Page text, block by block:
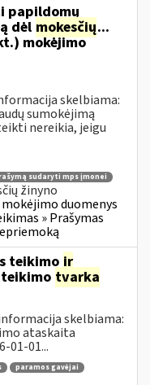
papildomų
dėl mokesčių...
mokėjimo
skelbiama:
sumokėjimą
nereikia, jeigu
sudaryti mps įmonei
žinyno
duomenys
» Prašymas
teikimo ir
tvarka
skelbiama:
ataskaita
01-01...
paramos gavėjai